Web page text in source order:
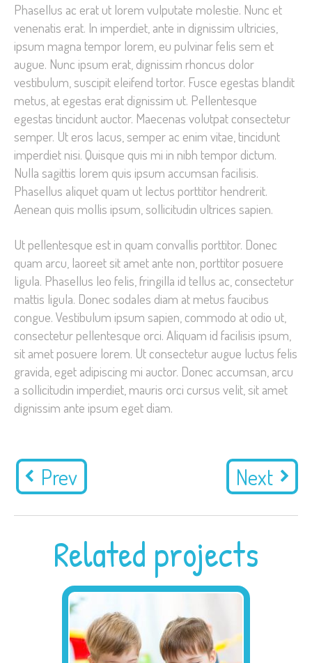
Phasellus ac erat ut lorem vulputate molestie. Nunc et
venenatis erat. In imperdiet, ante in dignissim ultricies,
ipsum magna tempor lorem, eu pulvinar felis sem et
augue. Nunc ipsum erat, dignissim rhoncus dolor
vestibulum, suscipit eleifend tortor. Fusce egestas blandit
metus, at egestas erat dignissim ut. Pellentesque
egestas tincidunt auctor. Maecenas volutpat consectetur
semper. Ut eros lacus, semper ac enim vitae, tincidunt
imperdiet nisi. Quisque quis mi in nibh tempor dictum.
Nulla sagittis lorem quis ipsum accumsan facilisis.
Phasellus aliquet quam ut lectus porttitor hendrerit.
Aenean quis mollis ipsum, sollicitudin ultrices sapien.
Ut pellentesque est in quam convallis porttitor. Donec
quam arcu, laoreet sit amet ante non, porttitor posuere
ligula. Phasellus leo felis, fringilla id tellus ac, consectetur
mattis ligula. Donec sodales diam at metus faucibus
congue. Vestibulum ipsum sapien, commodo at odio ut,
consectetur pellentesque orci. Aliquam id facilisis ipsum,
sit amet posuere lorem. Ut consectetur augue luctus felis
gravida, eget adipiscing mi auctor. Donec accumsan, arcu
a sollicitudin imperdiet, mauris orci cursus velit, sit amet
dignissim ante ipsum eget diam.
Prev Next
Related projects